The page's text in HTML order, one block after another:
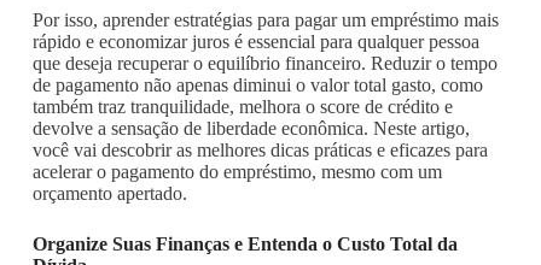
Por isso, aprender estratégias para pagar um empréstimo mais
rápido e economizar juros é essencial para qualquer pessoa
que deseja recuperar o equilíbrio financeiro. Reduzir o tempo
de pagamento não apenas diminui o valor total gasto, como
também traz tranquilidade, melhora o score de crédito e
devolve a sensação de liberdade econômica. Neste artigo,
você vai descobrir as melhores dicas práticas e eficazes para
acelerar o pagamento do empréstimo, mesmo com um
orçamento apertado.
Organize Suas Finanças e Entenda o Custo Total da